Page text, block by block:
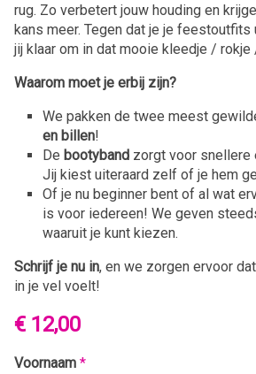
rug. Zo verbetert jouw houding en
kans meer. Tegen dat je je
jij klaar om in dat mooie kleedje / rokje
Waarom moet je erbij zijn?
We pakken de twee meest
en billen!
De bootyband zorgt voor snellere
Jij kiest uiteraard zelf of je hem
Of je nu beginner bent of al wat
is voor iedereen! We geven
waaruit je kunt kiezen.
Schrijf je nu in, en we zorgen ervoor
in je vel voelt!
€ 12,00
Voornaam *